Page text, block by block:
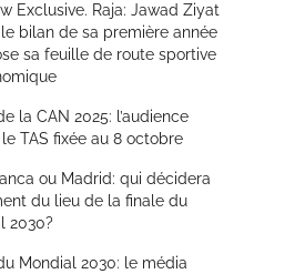
Exclusive. Raja: Jawad Ziyat
bilan de sa première année
sa feuille de route sportive
la CAN 2025: l’audience
TAS fixée au 8 octobre
ou Madrid: qui décidera
du lieu de la finale du
2030?
Mondial 2030: le média